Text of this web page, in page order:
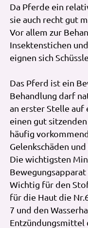
Da Pferde ein
sie auch recht gut
Vor allem zur
Insektenstichen
eignen sich
Das Pferd ist ein
Behandlung darf
an erster Stelle auf
einen gut
häufig
Gelenkschäden
Die wichtigsten
Bewegungsapparat
Wichtig für den
für die Haut die
7 und den
Entzündungsmittel